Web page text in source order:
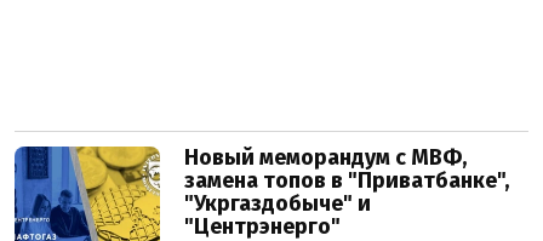
Новый меморандум с МВФ,
замена топов в "Приватбанке",
"Укргаздобыче" и
"Центрэнерго"